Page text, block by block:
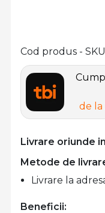
de la
Livrare oriunde
Cod produs - SKU
Metode de
Livrare la
Beneficii: